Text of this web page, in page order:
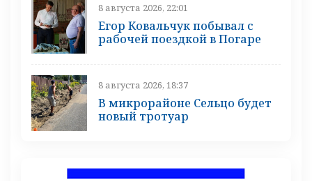
8 августа 2026, 22:01
Егор Ковальчук побывал с
рабочей поездкой в Погаре
8 августа 2026, 18:37
В микрорайоне Сельцо будет
новый тротуар